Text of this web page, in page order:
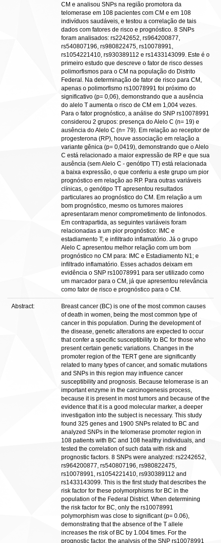
CM e analisou SNPs na região promotora da
telomerase em 108 pacientes com CM e em 108
indivíduos saudáveis, e testou a correlação de tais
dados com fatores de risco e prognóstico. 8 SNPs
foram analisados: rs2242652, rs964200877,
rs540807196, rs980822475, rs10078991,
rs1054221410, rs930389112 e rs1433143099. Este é o
primeiro estudo que descreve o fator de risco desses
polimorfismos para o CM na população do Distrito
Federal. Na determinação de fator de risco para CM,
apenas o polimorfismo rs10078991 foi próximo do
significativo (p= 0,06), demonstrando que a ausência
do alelo T aumenta o risco de CM em 1,004 vezes.
Para o fator prognóstico, a análise do SNP rs10078991
considerou 2 grupos: presença do Alelo C (n= 19) e
ausência do Alelo C (n= 79). Em relação ao receptor de
progesterona (RP), houve associação em relação a
variante gênica (p= 0,0419), demonstrando que o Alelo
C está relacionado a maior expressão de RP e que sua
ausência (sem Alelo C - genótipo TT) está relacionada
a baixa expressão, o que conferiu a este grupo um pior
prognóstico em relação ao RP. Para outras variáveis
clínicas, o genótipo TT apresentou resultados
particulares ao prognóstico do CM. Em relação a um
bom prognóstico, mesmo os tumores maiores
apresentaram menor comprometimento de linfonodos.
Em contrapartida, as seguintes variáveis foram
relacionadas a um pior prognóstico: IMC e
estadiamento T; e infiltrado inflamatório. Já o grupo
Alelo C apresentou melhor relação com um bom
prognóstico no CM para: IMC e Estadiamento N1; e
infiltrado inflamatório. Esses achados deixam em
evidência o SNP rs10078991 para ser utilizado como
um marcador para o CM, já que apresentou relevância
como fator de risco e prognóstico para o CM.
Abstract:
Breast cancer (BC) is one of the most common causes
of death in women, being the most common type of
cancer in this population. During the development of
the disease, genetic alterations are expected to occur
that confer a specific susceptibility to BC for those who
present certain genetic variations. Changes in the
promoter region of the TERT gene are significantly
related to many types of cancer, and somatic mutations
and SNPs in this region may influence cancer
susceptibility and prognosis. Because telomerase is an
important enzyme in the carcinogenesis process,
because it is present in most tumors and because of the
evidence that it is a good molecular marker, a deeper
investigation into the subject is necessary. This study
found 325 genes and 1900 SNPs related to BC and
analyzed SNPs in the telomerase promoter region in
108 patients with BC and 108 healthy individuals, and
tested the correlation of such data with risk and
prognostic factors. 8 SNPs were analyzed: rs2242652,
rs964200877, rs540807196, rs980822475,
rs10078991, rs1054221410, rs930389112 and
rs1433143099. This is the first study that describes the
risk factor for these polymorphisms for BC in the
population of the Federal District. When determining
the risk factor for BC, only the rs10078991
polymorphism was close to significant (p= 0.06),
demonstrating that the absence of the T allele
increases the risk of BC by 1.004 times. For the
prognostic factor, the analysis of the SNP rs10078991